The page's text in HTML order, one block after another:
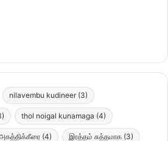
nilavembu kudineer (3)
thol noigal kunamaga (4)
(4) இரத்தம் சுத்தமாக (3)